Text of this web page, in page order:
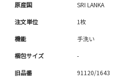
原産国 SRI LANKA
注文単位 1枚
機能 手洗い
梱包サイズ -
旧品番 91120/1643